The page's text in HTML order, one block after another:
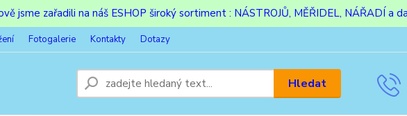
jsme zařadili na náš ESHOP široký sortiment : NÁSTROJŮ, MĚŘIDEL, NÁŘADÍ a
Fotogalerie Kontakty Dotazy
Hledat